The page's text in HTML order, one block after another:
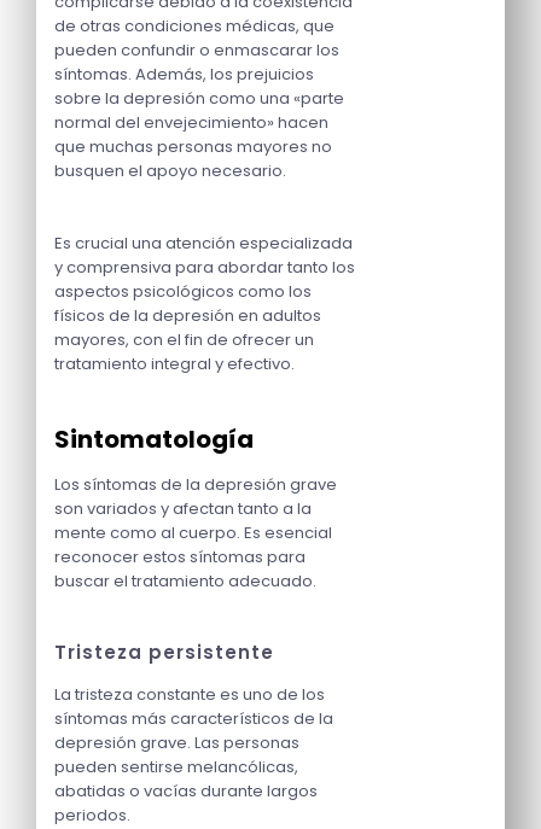
de otras condiciones médicas, que
pueden confundir o enmascarar los
síntomas. Además, los prejuicios
sobre la depresión como una «parte
normal del envejecimiento» hacen
que muchas personas mayores no
busquen el apoyo necesario.
Es crucial una atención especializada
y comprensiva para abordar tanto los
aspectos psicológicos como los
físicos de la depresión en adultos
mayores, con el fin de ofrecer un
tratamiento integral y efectivo.
Sintomatología
Los síntomas de la depresión grave
son variados y afectan tanto a la
mente como al cuerpo. Es esencial
reconocer estos síntomas para
buscar el tratamiento adecuado.
Tristeza persistente
La tristeza constante es uno de los
síntomas más característicos de la
depresión grave. Las personas
pueden sentirse melancólicas,
abatidas o vacías durante largos
periodos.